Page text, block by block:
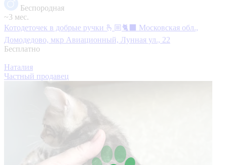
Беспородная
~3 мес.
Котодеточек в добрые ручки 🫰🏼🐈‍⬛ Московская обл.,
Домодедово, мкр Авиационный, Лунная ул., 22
Бесплатно
Наталия
Частный продавец